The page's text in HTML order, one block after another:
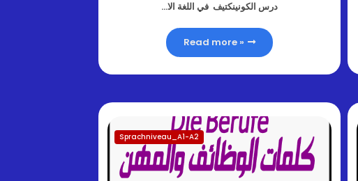
درس الكونينكتيف في اللغة الا…
Read more »
Sprachniveau_A1-A2